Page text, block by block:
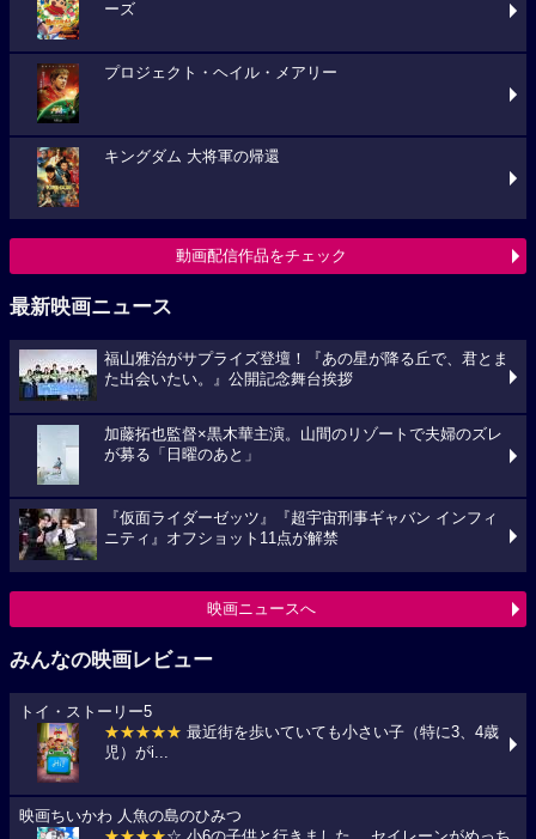
ーズ
プロジェクト・ヘイル・メアリー
キングダム 大将軍の帰還
動画配信作品をチェック
最新映画ニュース
福山雅治がサプライズ登壇！『あの星が降る丘で、君とま
た出会いたい。』公開記念舞台挨拶
加藤拓也監督×黒木華主演。山間のリゾートで夫婦のズレ
が募る「日曜のあと」
『仮面ライダーゼッツ』『超宇宙刑事ギャバン インフィ
ニティ』オフショット11点が解禁
映画ニュースへ
みんなの映画レビュー
トイ・ストーリー5
★★★★★ 最近街を歩いていても小さい子（特に3、4歳
児）がi...
映画ちいかわ 人魚の島のひみつ